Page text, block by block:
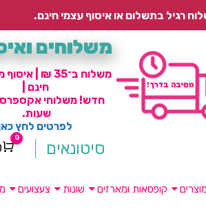
משלוחים
משלוח ב־35 ₪ |
חינם |
שעות.
לפרטים לחץ
סיטונאים
0
קופסאות ומארזים שונות צעצועים